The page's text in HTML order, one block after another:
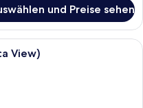
und Preise sehen
Hotelzimmer mit einem großen
View)